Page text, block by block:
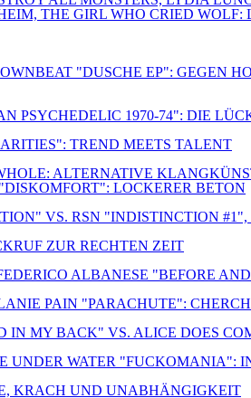
THE GIRL WHO CRIED
"DUSCHE EP": GEGEN
PSYCHEDELIC 1970-74": DIE
TREND MEETS TALENT
ALTERNATIVE
LOCKERER BETON
VS. RSN "INDISTINCTION
ZUR RECHTEN ZEIT
ALBANESE "BEFORE
PAIN "PARACHUTE":
MY BACK" VS. ALICE DOES
UNDER WATER "FUCKOMANIA":
KRACH UND UNABHÄNGIGKEIT